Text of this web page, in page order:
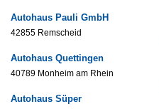
Autohaus Pauli GmbH
42855 Remscheid
Autohaus Quettingen
40789 Monheim am Rhein
Autohaus Süper